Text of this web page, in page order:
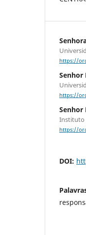
https://
Senhor
https://
Senhor
Instituto
https://
DOI: